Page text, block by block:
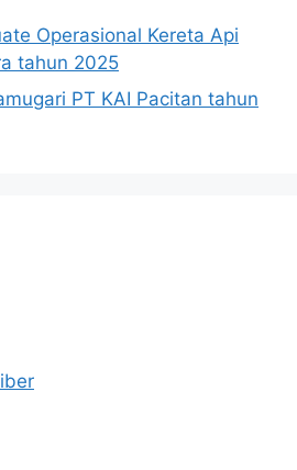
Operasional Kereta Api
tahun 2025
PT KAI Pacitan tahun